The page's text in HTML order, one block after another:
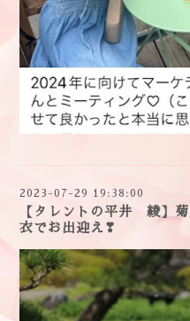
2023-07-29 19:38:00
【タレントの平井 綾】
衣でお出迎え❣